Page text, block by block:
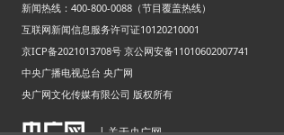
新闻热线：400-800-0088（节目覆盖热线）
互联网新闻信息服务许可证10120210001
京ICP备2021013708号 京公网安备11010602007741
中央广播电视总台 央广网
央广网文化传媒有限公司 版权所有
| 关于央广网